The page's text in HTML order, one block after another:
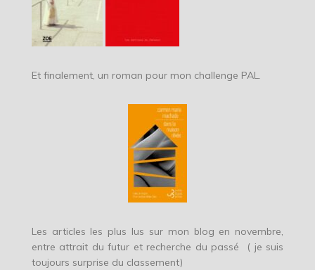
Et finalement, un roman pour mon challenge PAL.
Les articles les plus lus sur mon blog en novembre,
entre attrait du futur et recherche du passé ( je suis
toujours surprise du classement)